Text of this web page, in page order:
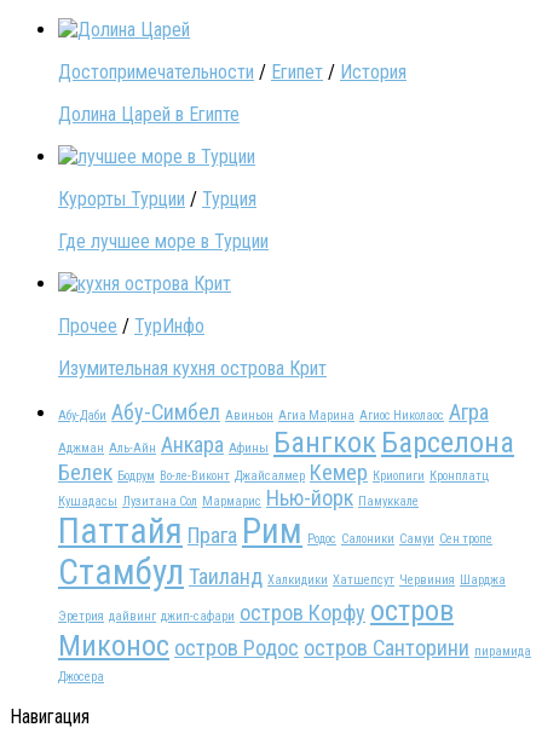
Достопримечательности / Египет / История
Долина Царей в Египте
Курорты Турции / Турция
Где лучшее море в Турции
Прочее / ТурИнфо
Изумительная кухня острова Крит
Абу-Даби Абу-Симбел Авиньон Агиа Марина Агиос Николаос Агра
Аджман Аль-Айн Анкара Афины Бангкок Барселона
Белек Бодрум Во-ле-Виконт Джайсалмер Кемер Криопиги Кронплатц
Кушадасы Лузитана Сол Мармарис Нью-йорк Памуккале
Паттайя Прага Рим Родос Салоники Самуи Сен тропе
Стамбул Таиланд Халкидики Хатшепсут Червиния Шарджа
Эретрия дайвинг джип-сафари остров Корфу остров
Миконос остров Родос остров Санторини пирамида
Джосера
Навигация